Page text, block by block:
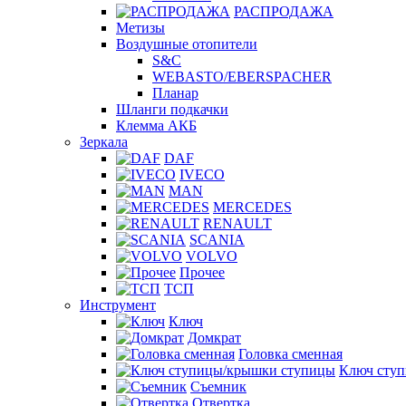
РАСПРОДАЖА
Метизы
Воздушные отопители
S&C
WEBASTO/EBERSPACHER
Планар
Шланги подкачки
Клемма АКБ
Зеркала
DAF
IVECO
MAN
MERCEDES
RENAULT
SCANIA
VOLVO
Прочее
ТСП
Инструмент
Ключ
Домкрат
Головка сменная
Ключ
Съемник
Отвертка